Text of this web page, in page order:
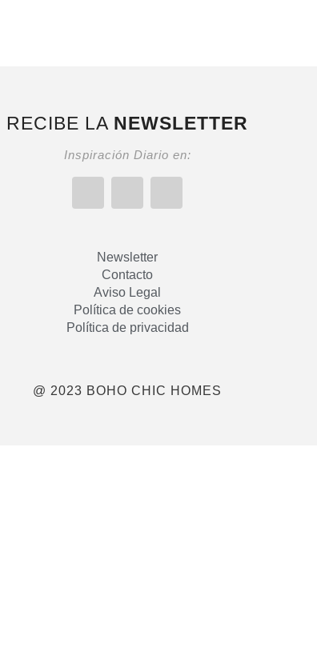
RECIBE LA NEWSLETTER
Inspiración Diario en:
Newsletter
Contacto
Aviso Legal
Política de cookies
Política de privacidad
@ 2023 BOHO CHIC HOMES